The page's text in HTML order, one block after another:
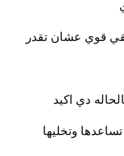
قوي عشان تقدر
دي اكيد
وتخليها